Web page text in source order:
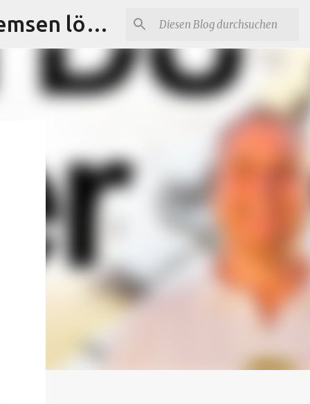
Selbstbewusstseins-Training und Selbstbewusstseins-Bremsen lösen für DICH